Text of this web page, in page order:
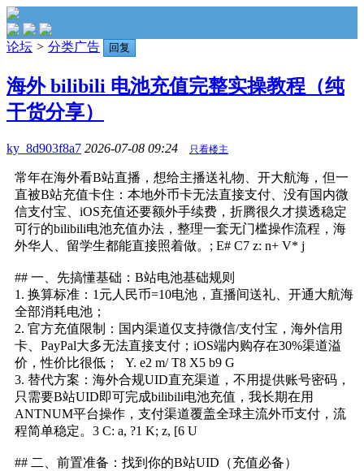
论坛 > 分类广告 回复
海外 bilibili 电池充值完整实操教程（纯
干货分享）
ky_8d903f8a7 2026-07-08 09:24 只看楼主
常年在海外看B站直播，想给主播送礼物、开大航海，但一
直被B站充值卡住：本地外币卡无法直接支付、没有国内微
信支付宝、iOS充值还要额外手续费，折腾很久才摸透稳定
可行的bilibili电池充值办法，整理一套无门槛操作流程，海
外华人、留学生都能直接照着做。 ; E# C7 z: n+ V* j
## 一、先搞懂基础：B站电池基础规则
1. 换算标准：1元人民币=10电池，直播间送礼、开通大航海
全部消耗电池；
2. 官方充值限制：国内渠道仅支持微信/支付宝，海外信用
卡、PayPal大多无法直接支付；iOS端内购存在30%渠道溢
价，性价比很低；
Y. e2 m/ T8 X5 b9 G
3. 替代方案：海外合规UID直充渠道，不用提供账号密码，
只需要B站UID即可完成bilibili电池充值，我长期在用
ANTNUM平台操作，支付渠道覆盖全球主流外币支付，流
程简单稳定。 3 C: a, ?1 K; z, [6 U
## 二、前置准备：找到你的B站UID（充值必备）